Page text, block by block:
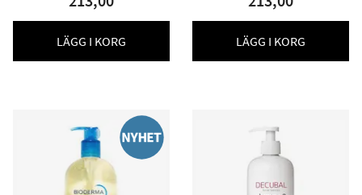
LÄGG I KORG LÄGG I KORG